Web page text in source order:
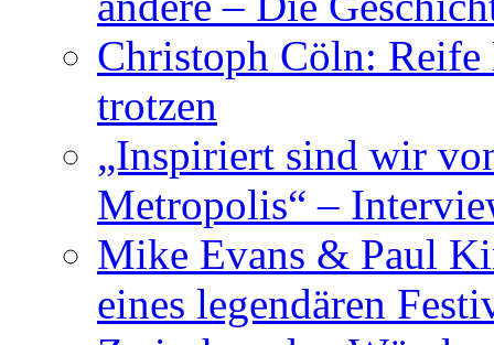
Christoph Cöln:
trotzen
„Inspiriert sind wir
Metropolis“ –
Mike Evans & Paul
eines legendären